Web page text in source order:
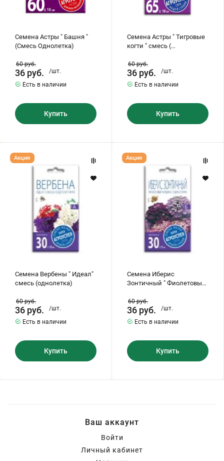
Семена Астры " Башня "
(Смесь Однолетка)
60руб.
36 руб.
/шт.
Есть в наличии
Купить
Семена Астры " Тигровые
когти " смесь (
60руб.
36 руб.
/шт.
Есть в наличии
Купить
Семена
Вербены
(однолетка)
Семена Вербены " Идеал"
смесь (однолетка)
Акция
60руб.
36 руб.
/шт.
Есть в наличии
Купить
Семена
Иберис
Фиолетовый
Кординал"
(однолетник)
Семена Иберис
Зонтичный " Фиолетовый
Акция
60руб.
36 руб.
/шт.
Есть в наличии
Купить
Ваш аккаунт
Войти
Личный кабинет